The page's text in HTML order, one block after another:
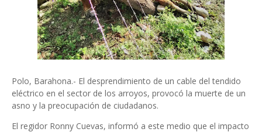
Polo, Barahona.- El desprendimiento de un cable del tendido
eléctrico en el sector de los arroyos, provocó la muerte de un
asno y la preocupación de ciudadanos.
El regidor Ronny Cuevas, informó a este medio que el impacto